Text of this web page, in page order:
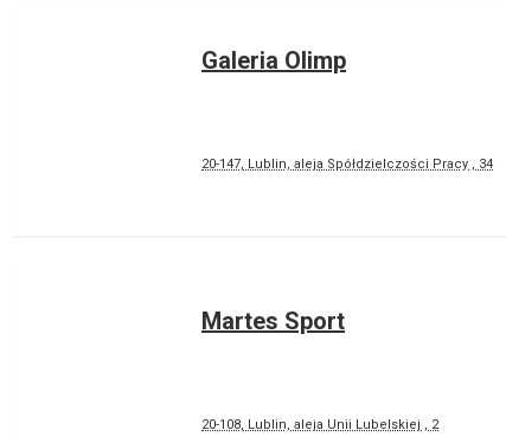
Galeria Olimp
20-147, Lublin, aleja Spółdzielczości Pracy , 34
Martes Sport
20-108, Lublin, aleja Unii Lubelskiej , 2